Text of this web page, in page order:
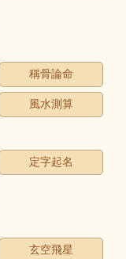
稱骨論命
風水測算
定字起名
玄空飛星